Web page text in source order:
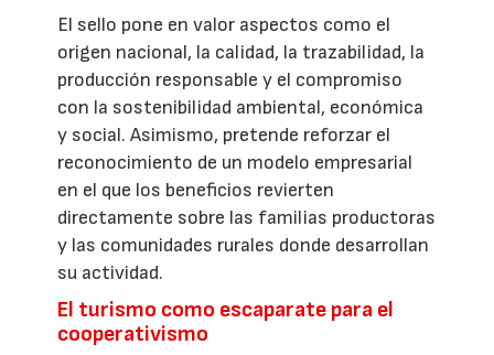
El sello pone en valor aspectos como el
origen nacional, la calidad, la trazabilidad, la
producción responsable y el compromiso
con la sostenibilidad ambiental, económica
y social. Asimismo, pretende reforzar el
reconocimiento de un modelo empresarial
en el que los beneficios revierten
directamente sobre las familias productoras
y las comunidades rurales donde desarrollan
su actividad.
El turismo como escaparate para el
cooperativismo